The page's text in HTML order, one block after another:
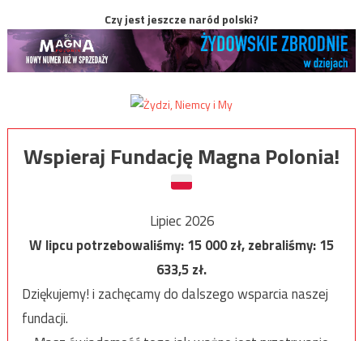
Czy jest jeszcze naród polski?
Wspieraj Fundację Magna Polonia!
Lipiec 2026
W lipcu potrzebowaliśmy:15 000zł, zebraliśmy:15
633,5zł.
Dziękujemy! i zachęcamy do dalszego wsparcia naszej
fundacji.